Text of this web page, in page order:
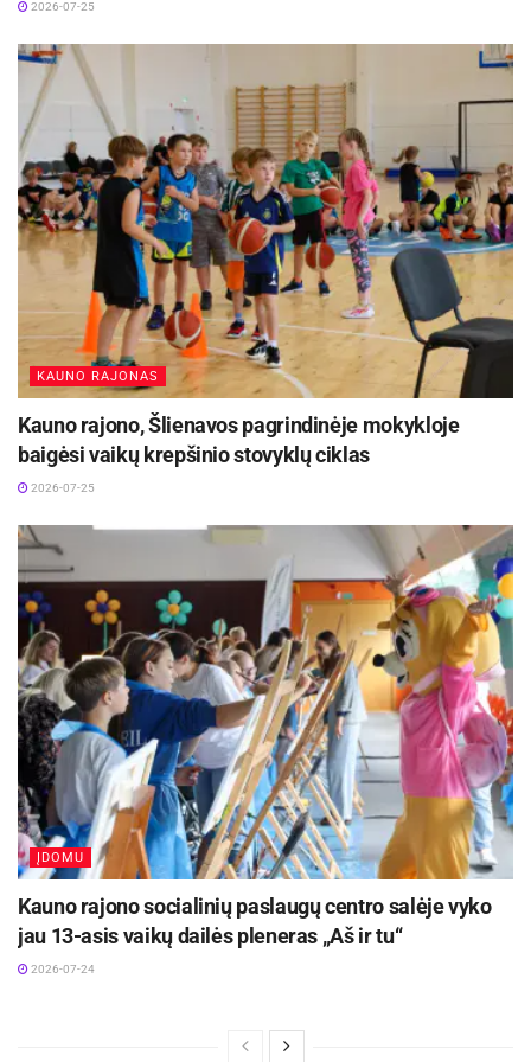
Šaltinis: Kauno rajono savivaldybė
2026-07-25
KAUNO RAJONAS
Kauno rajono, Šlienavos pagrindinėje mokykloje
baigėsi vaikų krepšinio stovyklų ciklas
2026-07-25
ĮDOMU
Kauno rajono socialinių paslaugų centro salėje vyko
jau 13-asis vaikų dailės pleneras „Aš ir tu“
2026-07-24